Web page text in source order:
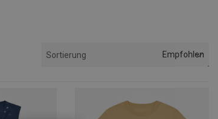
Sortierung Empfohlen